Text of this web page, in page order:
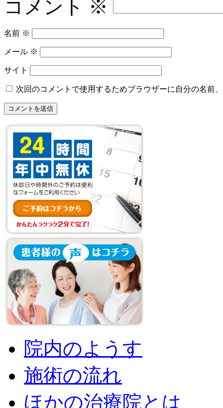
コメント ※
名前 ※
メール ※
サイト
次回のコメントで使用するためブラウザーに自分の名前
院内のようす
施術の流れ
ほかの治療院とは